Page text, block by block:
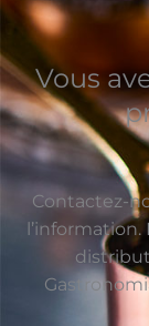
Vous
Contactez-